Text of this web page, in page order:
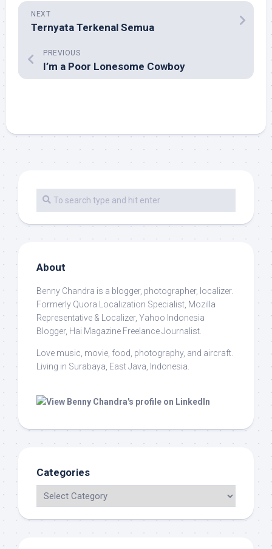
NEXT
Ternyata Terkenal Semua
PREVIOUS
I’m a Poor Lonesome Cowboy
About
Benny Chandra is a blogger, photographer, localizer.
Formerly Quora Localization Specialist, Mozilla
Representative & Localizer, Yahoo Indonesia
Blogger, Hai Magazine Freelance Journalist.
Love music, movie, food, photography, and aircraft.
Living in Surabaya, East Java, Indonesia.
Categories